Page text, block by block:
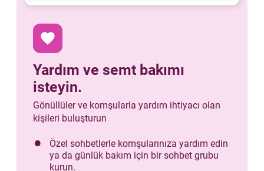
favorite
Yardım ve semt bakımı
isteyin.
Gönüllüler ve komşularla yardım ihtiyacı olan
kişileri buluşturun
Özel sohbetlerle komşularınıza yardım edin
ya da günlük bakım için bir sohbet grubu
kurun.